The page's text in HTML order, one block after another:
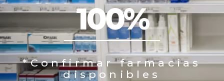
100%
*Confirmar farmacias
disponibles